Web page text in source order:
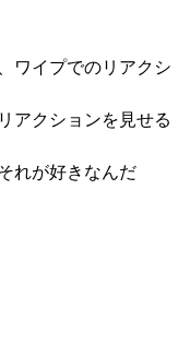
ワイプでのリアクシ
アクションを見せる
れが好きなんだ